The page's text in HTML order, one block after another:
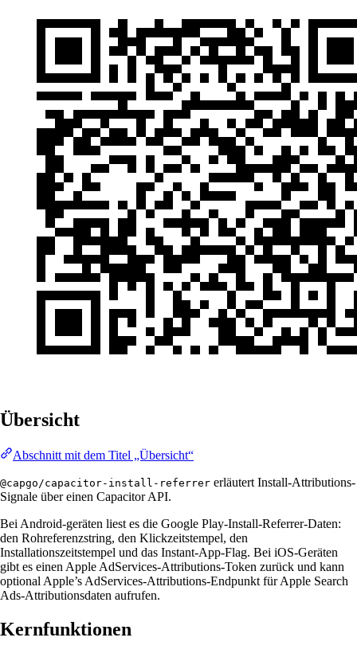
Übersicht
Abschnitt mit dem Titel „Übersicht“
@capgo/capacitor-install-referrer erläutert Install-Attributions-
Signale über einen Capacitor API.
Bei Android-geräten liest es die Google Play-Install-Referrer-Daten:
den Rohreferenzstring, den Klickzeitstempel, den
Installationszeitstempel und das Instant-App-Flag. Bei iOS-Geräten
gibt es einen Apple AdServices-Attributions-Token zurück und kann
optional Apple’s AdServices-Attributions-Endpunkt für Apple Search
Ads-Attributionsdaten aufrufen.
Kernfunktionen